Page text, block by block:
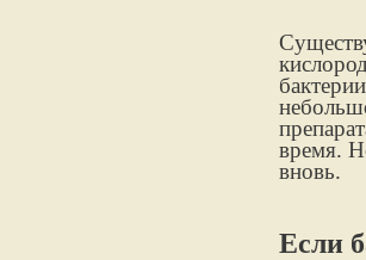
время.
вновь.
Если